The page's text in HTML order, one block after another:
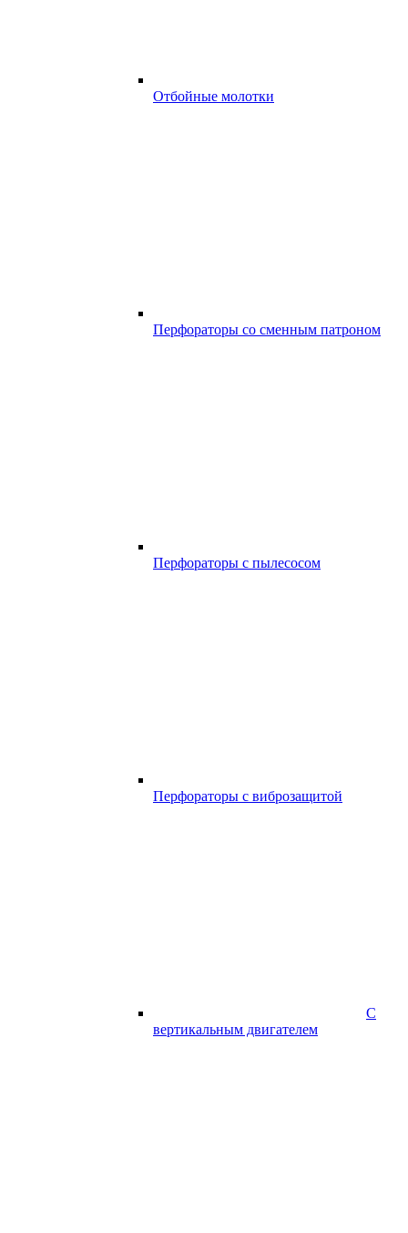
Отбойные молотки
Перфораторы со сменным патроном
Перфораторы с пылесосом
Перфораторы с виброзащитой
С
вертикальным двигателем